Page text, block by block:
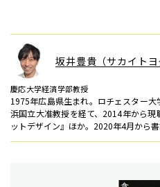
坂井豊貴（サカイトヨ
慶応大学経済学部教授
1975年広島県生まれ。ロチェスター
浜国立大准教授を経て、2014年から
ットデザイン』ほか。2020年4月から書